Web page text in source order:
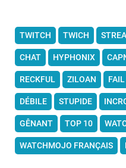
TWITCH TWICH
CHAT HYPHONIX
RECKFUL ZILOAN FAIL
DÉBILE STUPIDE
GÊNANT TOP 10
WATCHMOJO FRANÇAIS